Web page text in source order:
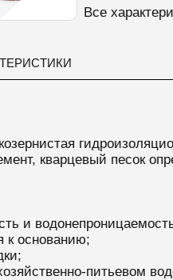
Все
кварцевый песок
и
к основанию;
питьевом